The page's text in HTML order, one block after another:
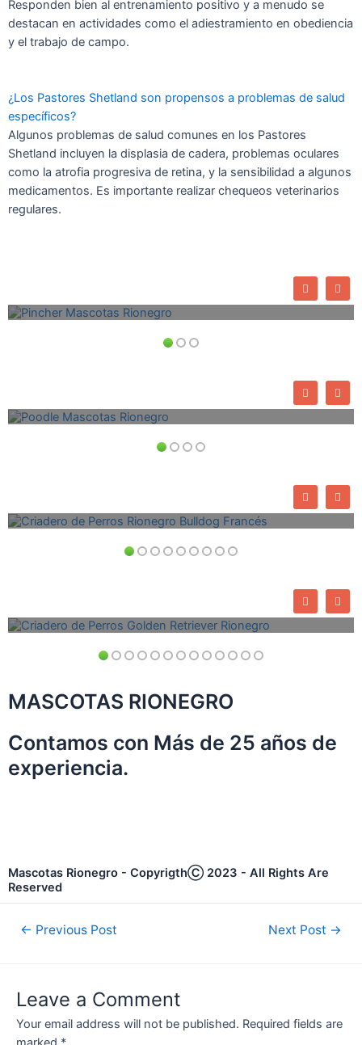
Responden bien al entrenamiento positivo y a menudo se
destacan en actividades como el adiestramiento en obediencia
y el trabajo de campo.
¿Los Pastores Shetland son propensos a problemas de salud
específicos?
Algunos problemas de salud comunes en los Pastores
Shetland incluyen la displasia de cadera, problemas oculares
como la atrofia progresiva de retina, y la sensibilidad a algunos
medicamentos. Es importante realizar chequeos veterinarios
regulares.
MASCOTAS RIONEGRO
Contamos con Más de 25 años de
experiencia.
Mascotas Rionegro - CopyrigthⒸ 2023 - All Rights Are
Reserved
← Previous Post Next Post →
Leave a Comment
Your email address will not be published. Required fields are